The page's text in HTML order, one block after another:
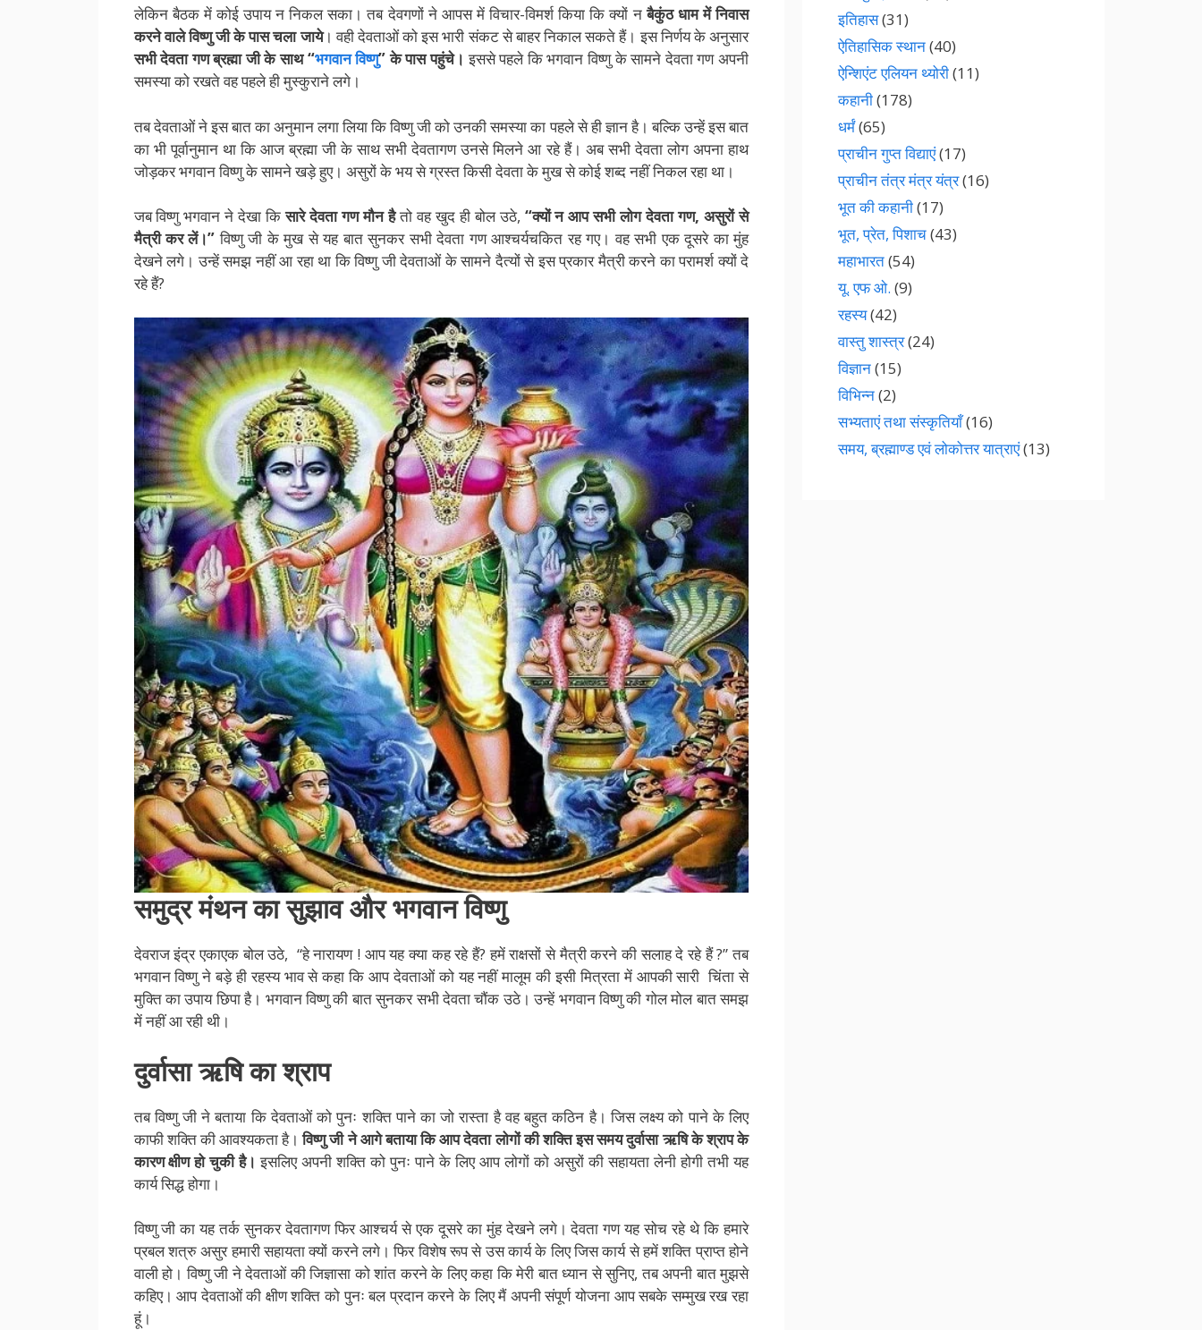
लेकिन बैठक में कोई उपाय न निकल सका। तब देवगणों ने आपस में विचार-विमर्श किया कि क्यों नबैकुंठ धाम में निवास
करने वाले विष्णु जी के पास चला जाये। वही देवताओं को इस भारी संकट से बाहर निकाल सकते हैं। इस निर्णय के अनुसार
सभी देवता गण ब्रह्मा जी के साथ “भगवान विष्णु” के पास पहुंचे। इससे पहले कि भगवान विष्णु के सामने देवता गण अपनी
समस्या को रखते वह पहले ही मुस्कुराने लगे।
तब देवताओं ने इस बात का अनुमान लगा लिया कि विष्णु जी को उनकी समस्या का पहले से ही ज्ञान है। बल्कि उन्हें इस बात
का भी पूर्वानुमान था कि आज ब्रह्मा जी के साथ सभी देवतागण उनसे मिलने आ रहे हैं। अब सभी देवता लोग अपना हाथ
जोड़कर भगवान विष्णु के सामने खड़े हुए। असुरों के भय से ग्रस्त किसी देवता के मुख से कोई शब्द नहीं निकल रहा था।
जब विष्णु भगवान ने देखा किसारे देवता गण मौन हैतो वह खुद ही बोल उठे, “क्यों न आप सभी लोग देवता गण, असुरों से
मैत्री कर लें।” विष्णु जी के मुख से यह बात सुनकर सभी देवता गण आश्चर्यचकित रह गए। वह सभी एक दूसरे का मुंह
देखने लगे। उन्हें समझ नहीं आ रहा था कि विष्णु जी देवताओं के सामने दैत्यों से इस प्रकार मैत्री करने का परामर्श क्यों दे
रहे हैं?
समुद्र मंथन का सुझाव और भगवान विष्णु
देवराज इंद्र एकाएक बोल उठे, “हे नारायण ! आप यह क्या कह रहे हैं? हमें राक्षसों से मैत्री करने की सलाह दे रहे हैं ?” तब
भगवान विष्णु ने बड़े ही रहस्य भाव से कहा कि आप देवताओं को यह नहीं मालूम की इसी मित्रता में आपकी सारी चिंता से
मुक्ति का उपाय छिपा है। भगवान विष्णु की बात सुनकर सभी देवता चौंक उठे। उन्हें भगवान विष्णु की गोल मोल बात समझ
में नहीं आ रही थी।
दुर्वासाऋषिका श्राप
तब विष्णु जी ने बताया कि देवताओं को पुनः शक्ति पाने का जो रास्ता है वह बहुत कठिन है। जिस लक्ष्य को पाने के लिए
काफी शक्ति की आवश्यकता है।विष्णु जी ने आगे बताया कि आप देवता लोगों की शक्ति इस समय दुर्वासा ऋषि के श्राप के
कारण क्षीण हो चुकी है। इसलिए अपनी शक्ति को पुनः पाने के लिए आप लोगों को असुरों की सहायता लेनी होगी तभी यह
कार्य सिद्ध होगा।
विष्णु जी का यह तर्क सुनकर देवतागण फिर आश्चर्य से एक दूसरे का मुंह देखने लगे। देवता गण यह सोच रहे थे कि हमारे
प्रबल शत्रु असुर हमारी सहायता क्यों करने लगे। फिर विशेष रूप से उस कार्य के लिए जिस कार्य से हमें शक्ति प्राप्त होने
वाली हो। विष्णु जी ने देवताओं की जिज्ञासा को शांत करने के लिए कहा कि मेरी बात ध्यान से सुनिए, तब अपनी बात मुझसे
कहिए। आप देवताओं की क्षीण शक्ति को पुनः बल प्रदान करने के लिए मैं अपनी संपूर्ण योजना आप सबके सम्मुख रख रहा
हूं।
इतिहास(31)
ऐतिहासिक स्थान(40)
ऐन्शिएंट एलियन थ्योरी(11)
कहानी(178)
धर्मं(65)
प्राचीन गुप्त विद्याएं(17)
प्राचीन तंत्र मंत्र यंत्र(16)
भूत की कहानी(17)
भूत, प्रेत, पिशाच(43)
महाभारत(54)
यू. एफ ओ. (9)
रहस्य(42)
वास्तु शास्त्र(24)
विज्ञान(15)
विभिन्न(2)
सभ्यताएं तथा संस्कृतियाँ(16)
समय, ब्रह्माण्ड एवं लोकोत्तर यात्राएं(13)